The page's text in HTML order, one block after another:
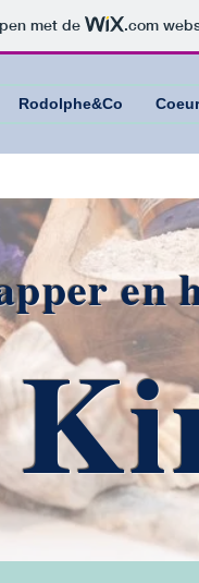
met de .com
Rodolphe&Co
en